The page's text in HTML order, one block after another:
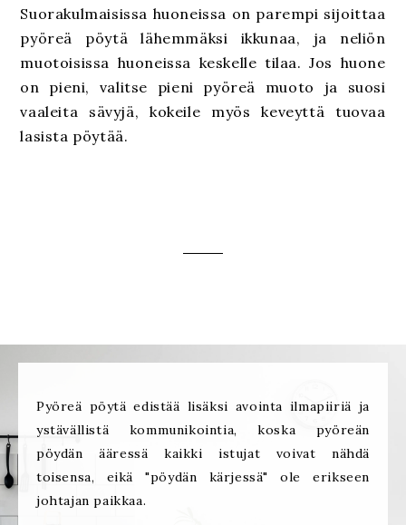
Suorakulmaisissa huoneissa on parempi sijoittaa
pyöreä pöytä lähemmäksi ikkunaa, ja neliön
muotoisissa huoneissa keskelle tilaa. Jos huone
on pieni, valitse pieni pyöreä muoto ja suosi
vaaleita sävyjä, kokeile myös keveyttä tuovaa
lasista pöytää.
Pyöreä pöytä edistää lisäksi avointa ilmapiiriä ja
ystävällistä kommunikointia, koska pyöreän
pöydän ääressä kaikki istujat voivat nähdä
toisensa, eikä "pöydän kärjessä" ole erikseen
johtajan paikkaa.